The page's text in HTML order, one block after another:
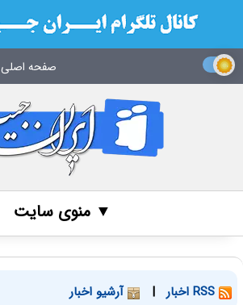
صفحه اصلی
▼ منوی سایت
| آرشیو اخبار